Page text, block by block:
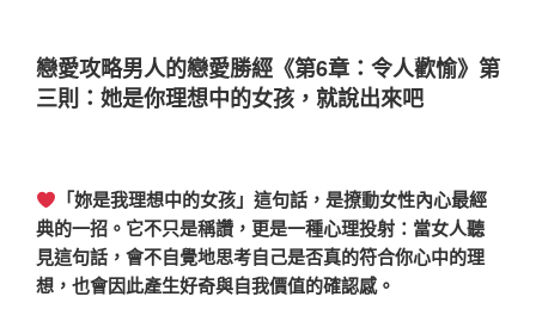
戀愛攻略男人的戀愛勝經《第6章：令人歡愉》第
三則：她是你理想中的女孩，就說出來吧
「妳是我理想中的女孩」這句話，是撩動女性內心最經
典的一招。它不只是稱讚，更是一種心理投射：當女人聽
見這句話，會不自覺地思考自己是否真的符合你心中的理
想，也會因此產生好奇與自我價值的確認感。